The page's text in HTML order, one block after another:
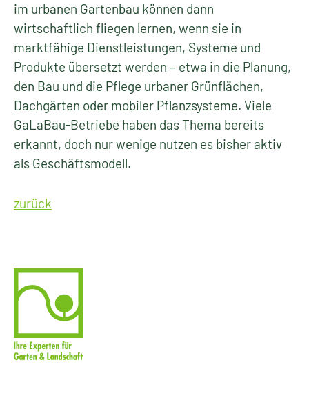
im urbanen Gartenbau können dann
wirtschaftlich fliegen lernen, wenn sie in
marktfähige Dienstleistungen, Systeme und
Produkte übersetzt werden – etwa in die Planung,
den Bau und die Pflege urbaner Grünflächen,
Dachgärten oder mobiler Pflanzsysteme. Viele
GaLaBau-Betriebe haben das Thema bereits
erkannt, doch nur wenige nutzen es bisher aktiv
als Geschäftsmodell.
zurück